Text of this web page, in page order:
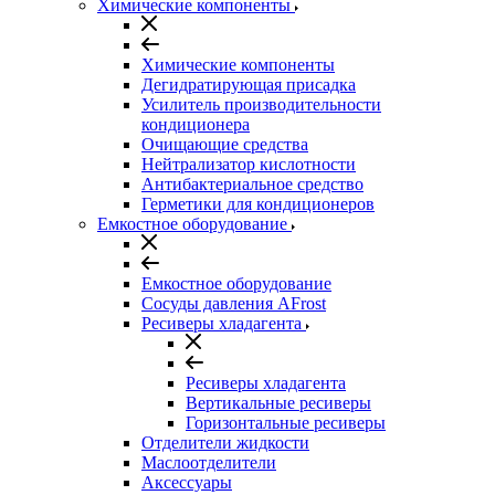
Химические компоненты
Химические компоненты
Дегидратирующая присадка
Усилитель производительности
кондиционера
Очищающие средства
Нейтрализатор кислотности
Антибактериальное средство
Герметики для кондиционеров
Емкостное оборудование
Емкостное оборудование
Сосуды давления AFrost
Ресиверы хладагента
Ресиверы хладагента
Вертикальные ресиверы
Горизонтальные ресиверы
Отделители жидкости
Маслоотделители
Аксессуары